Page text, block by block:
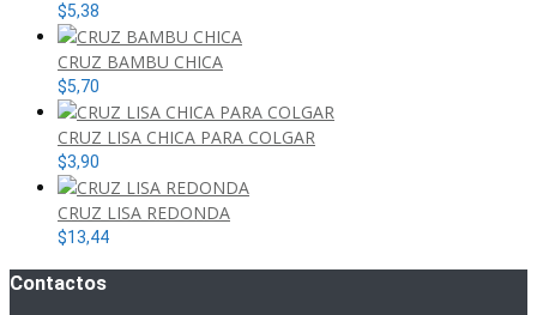
$5,38
CRUZ BAMBU CHICA
$5,70
CRUZ LISA CHICA PARA COLGAR
$3,90
CRUZ LISA REDONDA
$13,44
Contactos